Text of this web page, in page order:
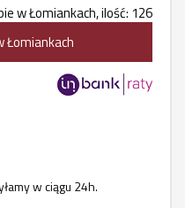
w Łomiankach, ilość: 126
Łomiankach
w ciągu 24h.